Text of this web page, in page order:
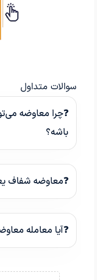
سوالات متداول
❓چرا معاوضه
باشه؟
❓معاوضه شفاف
❓آیا معامله